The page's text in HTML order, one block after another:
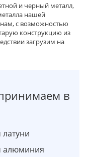
и черный металл,
нашей
с возможностью
конструкцию из
загрузим на
в
алюминия